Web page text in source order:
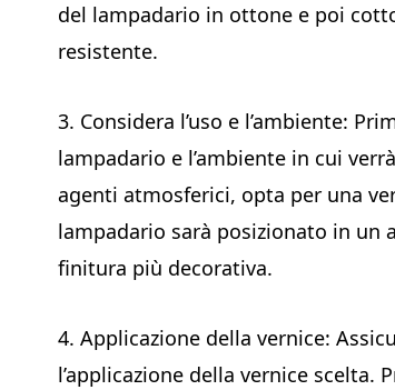
del lampadario in ottone e poi
resistente.
3. Considera l’uso e l’ambiente:
lampadario e l’ambiente in cui
agenti atmosferici, opta per una
lampadario sarà posizionato in un
finitura più decorativa.
4. Applicazione della vernice:
l’applicazione della vernice scelta.